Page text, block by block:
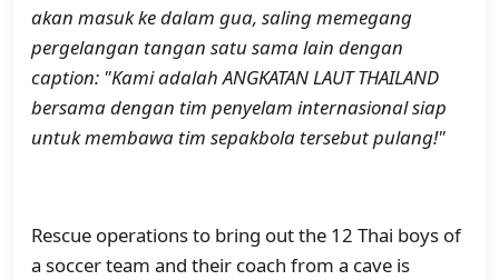
akan masuk ke dalam gua, saling memegang
pergelangan tangan satu sama lain dengan
caption: "Kami adalah ANGKATAN LAUT THAILAND
bersama dengan tim penyelam internasional siap
untuk membawa tim sepakbola tersebut pulang!"
Rescue operations to bring out the 12 Thai boys of
a soccer team and their coach from a cave is